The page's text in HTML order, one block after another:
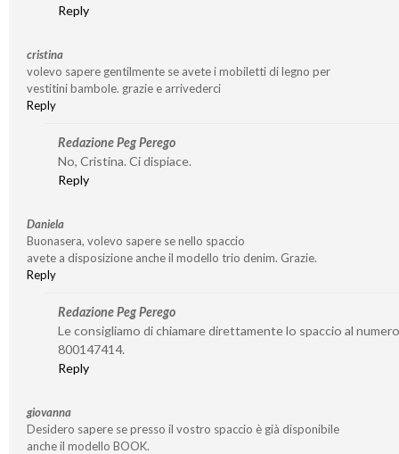
Reply
cristina
volevo sapere gentilmente se avete i mobiletti di legno per
vestitini bambole. grazie e arrivederci
Reply
Redazione Peg Perego
No, Cristina. Ci dispiace.
Reply
Daniela
Buonasera, volevo sapere se nello spaccio
avete a disposizione anche il modello trio denim. Grazie.
Reply
Redazione Peg Perego
Le consigliamo di chiamare direttamente lo spaccio al
800147414.
Reply
giovanna
Desidero sapere se presso il vostro spaccio è già disponibile
anche il modello BOOK.